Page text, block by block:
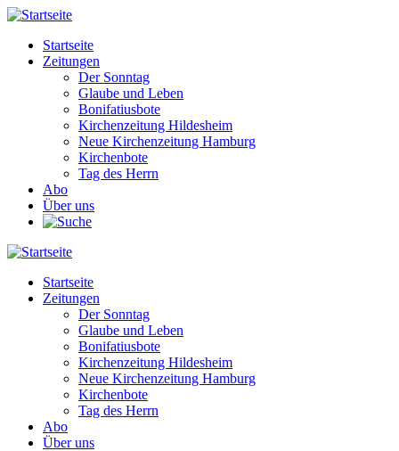
Direkt
Inhalt
Main
navigation
Startseite
Zeitungen
Der Sonntag
Glaube und Leben
Bonifatiusbote
Kirchenzeitung Hildesheim
Neue Kirchenzeitung Hamburg
Kirchenbote
Tag des Herrn
Abo
Über uns
Main
navigation
Startseite
Zeitungen
Der Sonntag
Glaube und Leben
Bonifatiusbote
Kirchenzeitung Hildesheim
Neue Kirchenzeitung Hamburg
Kirchenbote
Tag des Herrn
Abo
Über uns